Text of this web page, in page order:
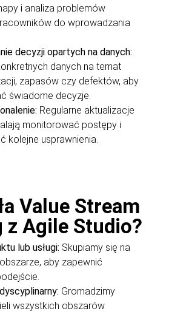
i analiza problemów
do wprowadzania
decyzji opartych na danych:
danych na temat
zapasów czy defektów, aby
świadome decyzje.
Regularne aktualizacje
monitorować postępy i
kolejne usprawnienia.
Value Stream
z Agile Studio?
lub usługi: Skupiamy się na
aby zapewnić
Gromadzimy
wszystkich obszarów